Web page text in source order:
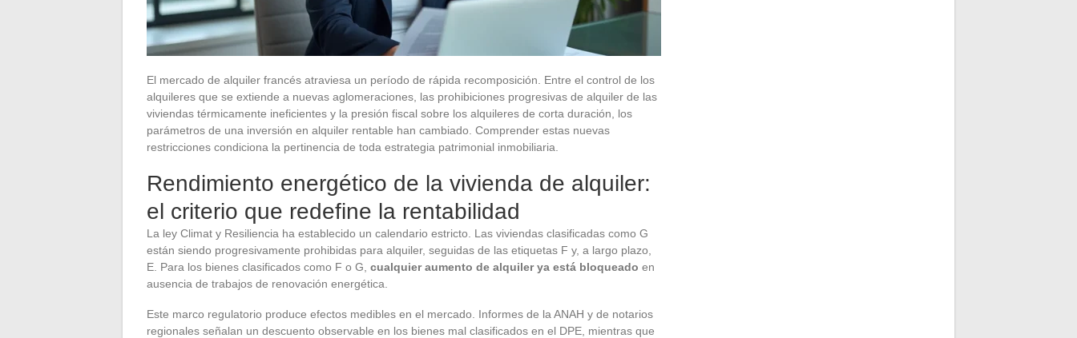
El mercado de alquiler francés atraviesa un período de rápida recomposición. Entre el control de los
alquileres que se extiende a nuevas aglomeraciones, las prohibiciones progresivas de alquiler de las
viviendas térmicamente ineficientes y la presión fiscal sobre los alquileres de corta duración, los
parámetros de una inversión en alquiler rentable han cambiado. Comprender estas nuevas
restricciones condiciona la pertinencia de toda estrategia patrimonial inmobiliaria.
Rendimiento energético de la vivienda de alquiler:
el criterio que redefine la rentabilidad
La ley Climat y Resiliencia ha establecido un calendario estricto. Las viviendas clasificadas como G
están siendo progresivamente prohibidas para alquiler, seguidas de las etiquetas F y, a largo plazo,
E. Para los bienes clasificados como F o G, cualquier aumento de alquiler ya está bloqueado en
ausencia de trabajos de renovación energética.
Este marco regulatorio produce efectos medibles en el mercado. Informes de la ANAH y de notarios
regionales señalan un descuento observable en los bienes mal clasificados en el DPE, mientras que